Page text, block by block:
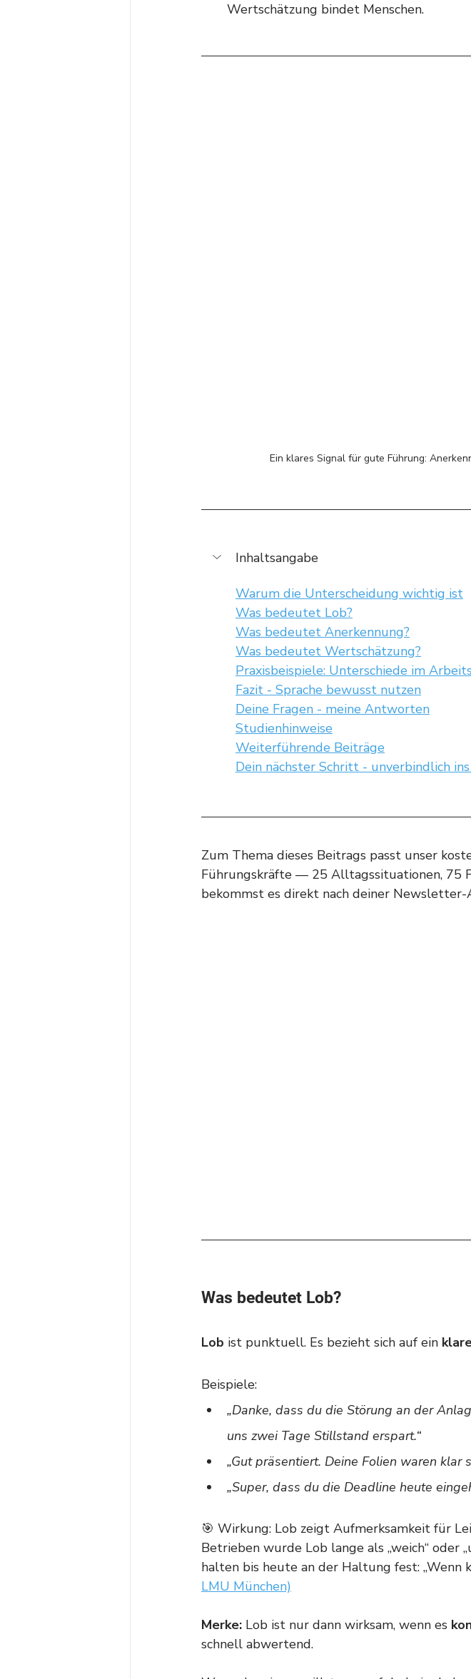
Wertschätzung bindet Menschen.
Ein klares Signal für gute Führung:
Inhaltsangabe
Warum die Unterscheidung wichtig ist
Was bedeutet Lob?
Was bedeutet Anerkennung?
Was bedeutet Wertschätzung?
Praxisbeispiele: Unterschiede im
Fazit - Sprache bewusst nutzen
Deine Fragen - meine Antworten
Studienhinweise
Weiterführende Beiträge
Dein nächster Schritt - unverbindlich
Zum Thema dieses Beitrags passt unser
Führungskräfte — 25 Alltagssituationen, 75
bekommst es direkt nach deiner Newsletter-
Was bedeutet Lob?
Lob ist punktuell. Es bezieht sich auf ein
Beispiele:
„Danke, dass du die Störung an der
uns zwei Tage Stillstand erspart.“
„Gut präsentiert. Deine Folien waren klar
„Super, dass du die Deadline heute
🎯 Wirkung: Lob zeigt Aufmerksamkeit für
Betrieben wurde Lob lange als „weich“ oder
halten bis heute an der Haltung fest: „Wenn
LMU München)
Merke: Lob ist nur dann wirksam, wenn es
schnell abwertend.